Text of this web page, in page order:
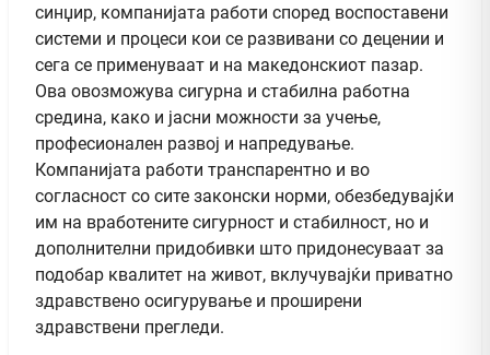
синџир, компанијата работи според воспоставени
системи и процеси кои се развивани со децении и
сега се применуваат и на македонскиот пазар.
Ова овозможува сигурна и стабилна работна
средина, како и јасни можности за учење,
професионален развој и напредување.
Компанијата работи транспарентно и во
согласност со сите законски норми, обезбедувајќи
им на вработените сигурност и стабилност, но и
дополнителни придобивки што придонесуваат за
подобар квалитет на живот, вклучувајќи приватно
здравствено осигурување и проширени
здравствени прегледи.